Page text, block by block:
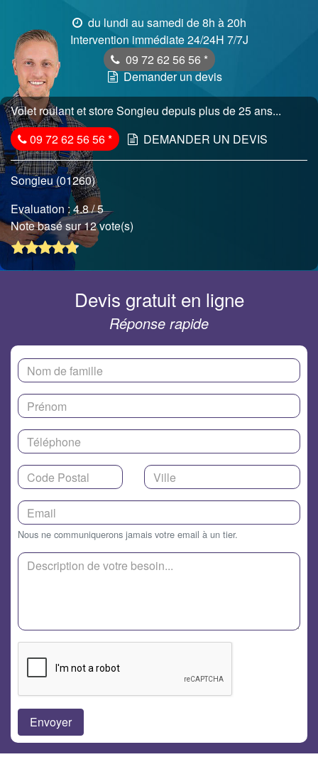
du lundi au samedi de 8h à 20h
Intervention immédiate 24/24H 7/7J
09 72 62 56 56 *
Demander un devis
Volet roulant et store Songieu depuis plus de 25 ans...
09 72 62 56 56* DEMANDER UN DEVIS
Songieu (01260)
Evaluation :4.8/ 5
Note basé sur 12 vote(s)
Devis gratuit en ligne
Réponse rapide
Nous ne communiquerons jamais votre email à un tier.